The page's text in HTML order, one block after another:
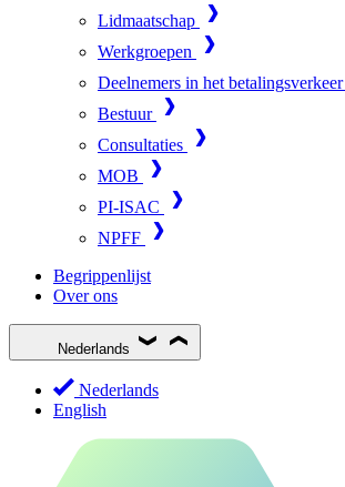
Lidmaatschap
Werkgroepen
Deelnemers in het betalingsverkeer
Bestuur
Consultaties
MOB
PI-ISAC
NPFF
Begrippenlijst
Over ons
Nederlands
Nederlands
English